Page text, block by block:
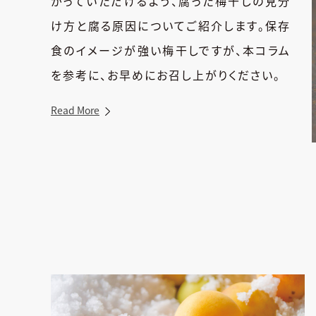
け方と腐る原因についてご紹介します。保存
食のイメージが強い梅干しですが、本コラム
を参考に、お早めにお召し上がりください。
Read More